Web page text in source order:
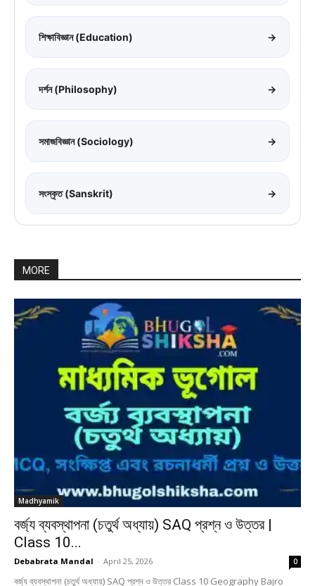
শিক্ষাবিজ্ঞান (Education) →
দর্শন (Philosophy) →
সমাজবিজ্ঞান (Sociology) →
সংস্কৃত (Sanskrit) →
MORE
Madhyamik
বর্জ্য ব্যবস্থাপনা (চতুর্থ অধ্যায়) SAQ প্রশ্ন ও উত্তর |
Class 10...
Debabrata Mandal - April 25, 2026 0
বর্জ্য ব্যবস্থাপনা (চতুর্থ অধ্যায়) SAQ প্রশ্ন ও উত্তর Class 10 Geography Bajro